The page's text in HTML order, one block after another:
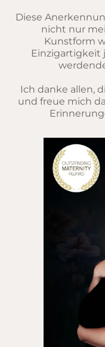
Diese
nicht nur
Kunstform
Einzigartigkeit
Ich danke allen,
und freue mich